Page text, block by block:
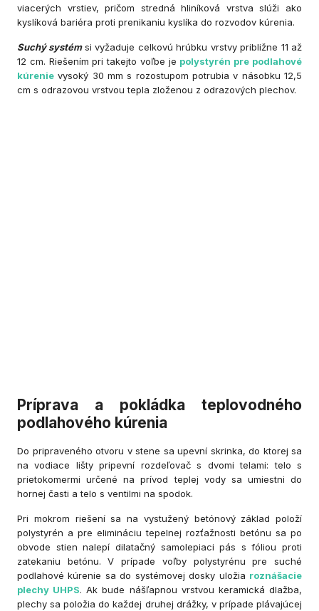
viacerých vrstiev, pričom stredná hliníková vrstva slúži ako
kyslíková bariéra proti prenikaniu kyslíka do rozvodov kúrenia.
Suchý systémsi vyžaduje celkovú hrúbku vrstvy približne 11 až
12 cm. Riešením pri takejto voľbe je polystyrén pre podlahové
kúrenie vysoký 30 mm s rozostupom potrubia v násobku 12,5
cm s odrazovou vrstvou tepla zloženou z odrazových plechov.
Príprava a pokládka teplovodného
podlahového kúrenia
Do pripraveného otvoru v stene sa upevní skrinka, do ktorej sa
na vodiace lišty pripevní rozdeľovač s dvomi telami: telo s
prietokomermi určené na prívod teplej vody sa umiestni do
hornej časti a telo s ventilmi na spodok.
Pri mokrom riešení sa na vystužený betónový základ položí
polystyrén a pre elimináciu tepelnej rozťažnosti betónu sa po
obvode stien nalepí dilatačný samolepiaci pás s fóliou proti
zatekaniu betónu. V prípade voľby polystyrénu pre suché
podlahové kúrenie sa do systémovej dosky uložia roznášacie
plechy UHPS. Ak bude nášľapnou vrstvou keramická dlažba,
plechy sa položia do každej druhej drážky, v prípade plávajúcej